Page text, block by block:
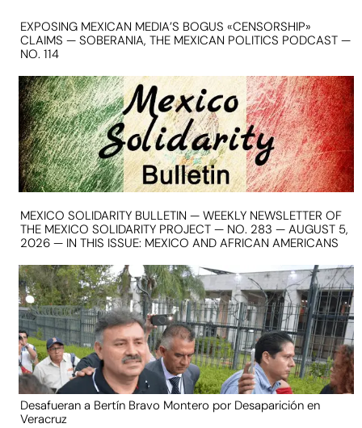
EXPOSING MEXICAN MEDIA’S BOGUS «CENSORSHIP»
CLAIMS — SOBERANIA, THE MEXICAN POLITICS PODCAST —
NO. 114
MEXICO SOLIDARITY BULLETIN — WEEKLY NEWSLETTER OF
THE MEXICO SOLIDARITY PROJECT — NO. 283 — AUGUST 5,
2026 — IN THIS ISSUE: MEXICO AND AFRICAN AMERICANS
Desafueran a Bertín Bravo Montero por Desaparición en
Veracruz